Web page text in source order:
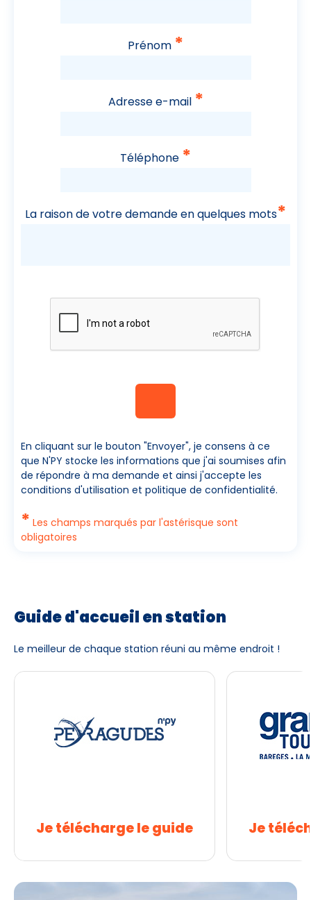
Prénom *
Adresse e-mail *
Téléphone *
La raison de votre demande en quelques mots*
En cliquant sur le bouton "Envoyer", je consens à ce
que N'PY stocke les informations que j'ai soumises afin
de répondre à ma demande et ainsi j'accepte les
conditions d'utilisation et politique de confidentialité.
* Les champs marqués par l'astérisque sont
obligatoires
Guide d'accueil en station
Le meilleur de chaque station réuni au même endroit !
Je télécharge le guide Je